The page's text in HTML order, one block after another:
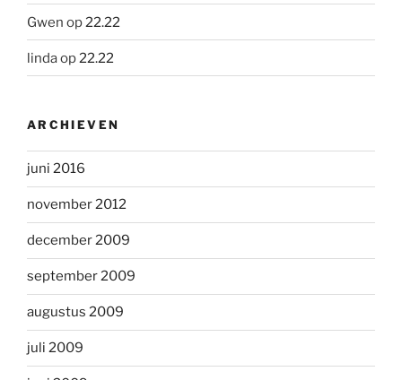
Gwen op22.22
lindaop22.22
ARCHIEVEN
juni 2016
november 2012
december 2009
september 2009
augustus 2009
juli 2009